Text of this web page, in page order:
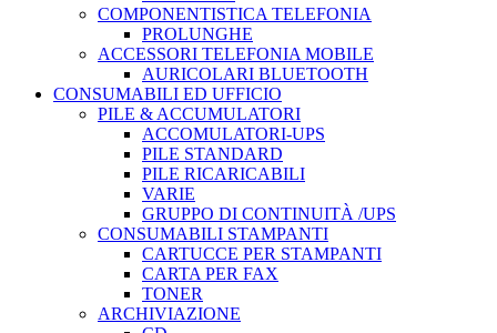
COMPONENTISTICA TELEFONIA
PROLUNGHE
ACCESSORI TELEFONIA MOBILE
AURICOLARI BLUETOOTH
CONSUMABILI ED UFFICIO
PILE & ACCUMULATORI
ACCOMULATORI-UPS
PILE STANDARD
PILE RICARICABILI
VARIE
GRUPPO DI CONTINUITÀ /UPS
CONSUMABILI STAMPANTI
CARTUCCE PER STAMPANTI
CARTA PER FAX
TONER
ARCHIVIAZIONE